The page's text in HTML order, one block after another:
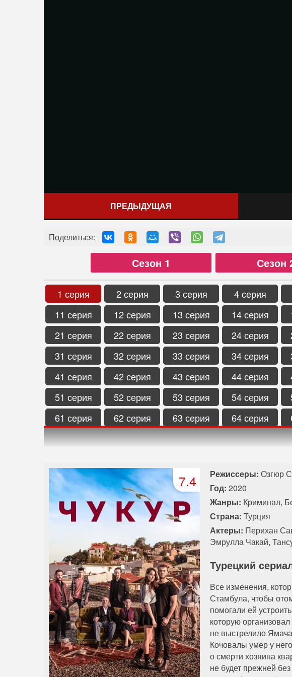
ПРЕДЫДУЩАЯ
Поделиться:
Сезон 1 Сезон
1 серия 2 серия 3 серия 4 серия
11 серия
12 серия 13 серия 14 серия
21 серия
22 серия 23 серия 24 серия
31 серия
32 серия 33 серия 34 серия
41 серия
42 серия 43 серия 44 серия
51 серия
52 серия 53 серия 54 серия
61 серия
62 серия 63 серия 64 серия
71 серия
72 серия 73 серия 74 серия
7.4 Режиссеры: Озгюр
Год: 2020
Жанры: Криминал,
Страна: Турция
Актеры: Перихан
Эмрулла Чакай,
Турецкий
Все изменения,
Стамбула, чтобы
помогали ей
которую
не выстрелило
Кочовалы умер у
о смерти хозяина
не будет прежней